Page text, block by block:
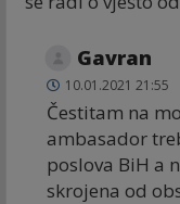
Gavran
10.01.2021 21:55
Čestitam na
ambasador
poslova BiH a
skrojena od